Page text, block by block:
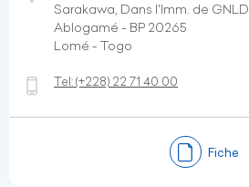
Sarakawa, Dans l'Imm. de GNLD
Ablogamé - BP 20265
Lomé - Togo
Tel:(+228) 22 71 40 00
Fiche